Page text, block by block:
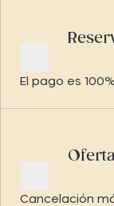
El pago es
Cancelación